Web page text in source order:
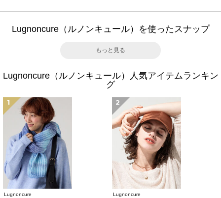
Lugnoncure（ルノンキュール）を使ったスナップ
もっと見る
Lugnoncure（ルノンキュール）人気アイテムランキン
グ
1
Lugnoncure
2
Lugnoncure